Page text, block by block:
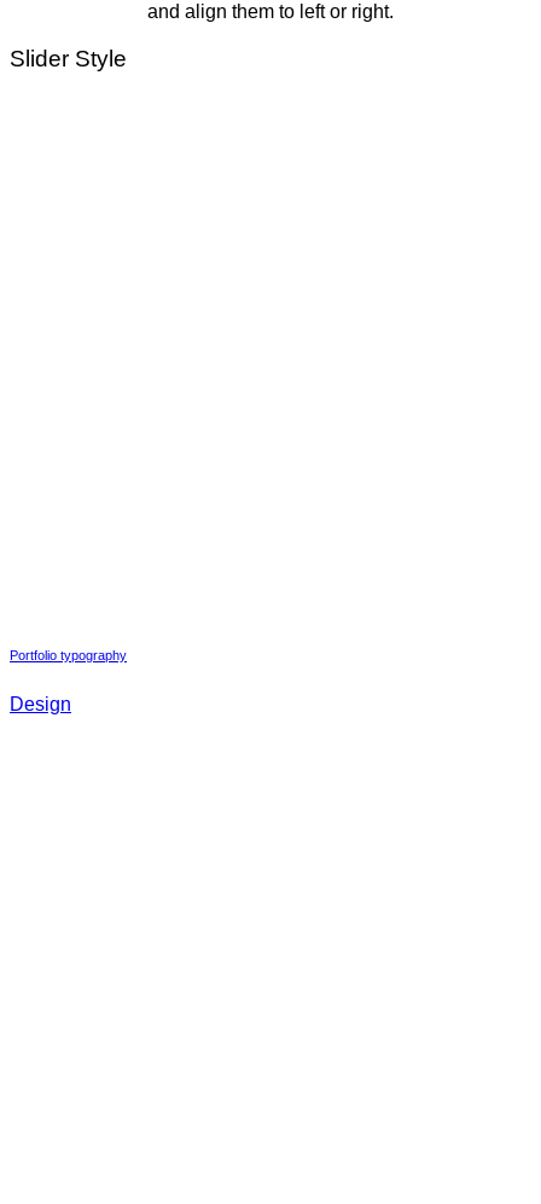
and align them to left or right.
Slider Style
Portfolio typography
Design